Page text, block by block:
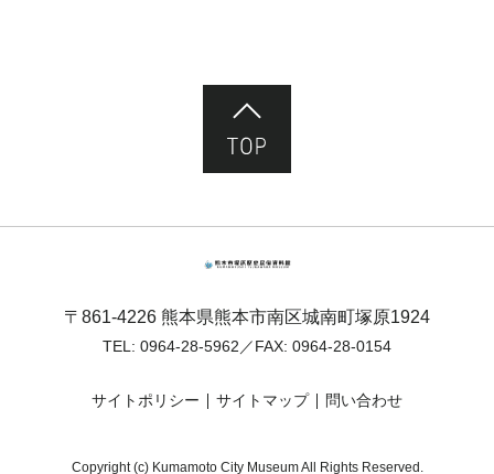
〒861-4226 熊本県熊本市南区城南町塚原1924
TEL: 0964-28-5962 ／FAX: 0964-28-0154
サイトポリシー サイトマップ 問い合わせ
Copyright (c) Kumamoto City Museum All Rights Reserved.